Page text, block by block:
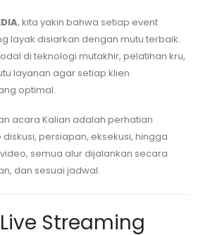
, kita yakin bahwa setiap event
layak disiarkan dengan mutu terbaik.
di teknologi mutakhir, pelatihan kru,
layanan agar setiap klien
optimal.
acara Kalian adalah perhatian
persiapan, eksekusi, hingga
semua alur dijalankan secara
dan sesuai jadwal.
Streaming